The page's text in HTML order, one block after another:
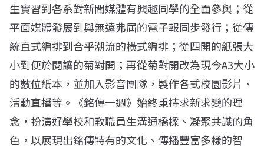
生實習到各系對新聞媒體有興趣同學的全面參與；從
平面媒體發展到與無遠弗屆的電子報同步發行；從傳
統直式編排到合乎潮流的橫式編排；從四開的紙張大
小到便於閱讀的菊對開；再從菊對開改為現今A3大小
的數位紙本，並加入影音團隊，製作各式校園影片、
活動直播等。《銘傳一週》始終秉持求新求變的理
念，扮演好學校和教職員生溝通橋樑、凝聚共識的角
色，以展現出銘傳特有的文化、傳播豐富多樣的智